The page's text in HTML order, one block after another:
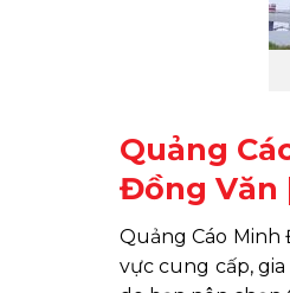
Quảng
Đồng Văn
Quảng Cáo
vực cung cấp,